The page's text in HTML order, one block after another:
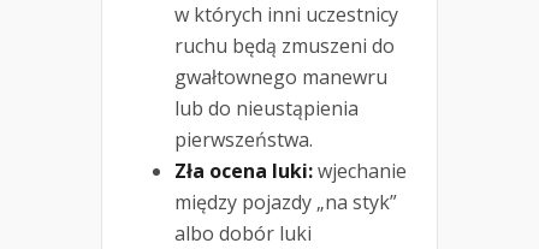
w których inni uczestnicy
ruchu będą zmuszeni do
gwałtownego manewru
lub do nieustąpienia
pierwszeństwa.
Zła ocena luki:wjechanie
między pojazdy „na styk”
albo dobór luki